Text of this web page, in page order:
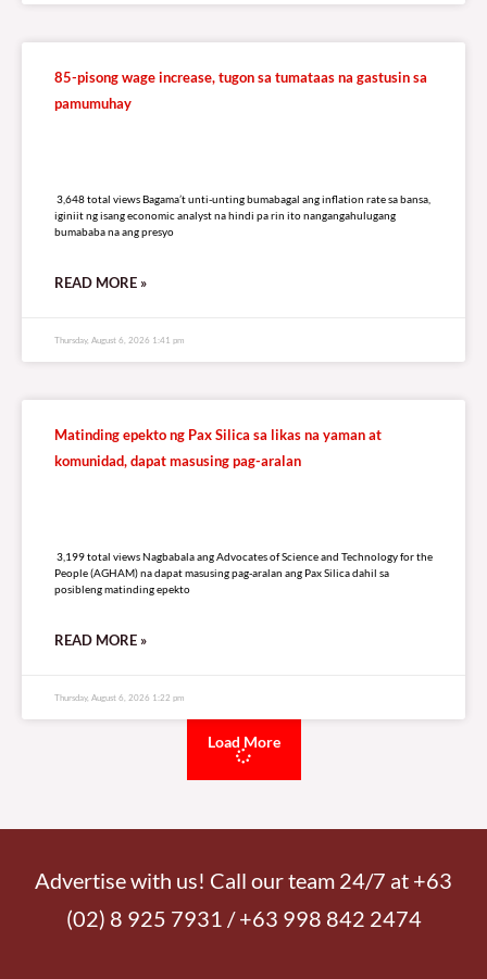
85-pisong wage increase, tugon sa tumataas na gastusin sa
pamumuhay
3,648 total views Bagama’t unti-unting bumabagal ang inflation rate sa bansa,
iginiit ng isang economic analyst na hindi pa rin ito nangangahulugang
bumababa na ang presyo
READ MORE »
Thursday, August 6, 2026 1:41 pm
Matinding epekto ng Pax Silica sa likas na yaman at
komunidad, dapat masusing pag-aralan
3,199 total views Nagbabala ang Advocates of Science and Technology for the
People (AGHAM) na dapat masusing pag-aralan ang Pax Silica dahil sa
posibleng matinding epekto
READ MORE »
Thursday, August 6, 2026 1:22 pm
Load More
Advertise with us! Call our team 24/7 at +63
(02) 8 925 7931 / +63 998 842 2474